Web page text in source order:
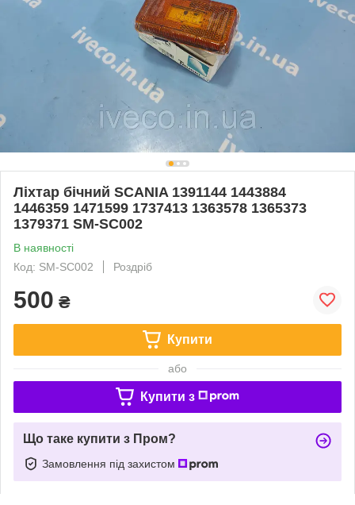
Ліхтар бічний SCANIA 1391144 1443884
1446359 1471599 1737413 1363578 1365373
1379371 SM-SC002
В наявності
Код: SM-SC002
Роздріб
500 ₴
Купити
або
Купити з
Що таке купити з Пром?
Замовлення під захистом